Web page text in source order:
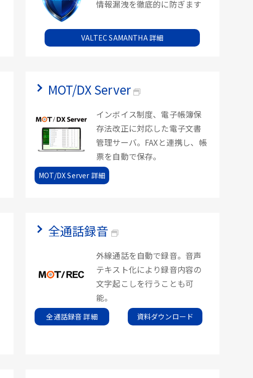
情報漏洩を徹底的に防ぎます
VALTEC SAMANTHA 詳細
MOT/DX Server
インボイス制度、電子帳簿保
存法改正に対応した電子文書
管理サーバ。FAXと連携し、帳
票を自動で保存。
MOT/DX Server 詳細
全通話録音
外線通話を自動で録音。音声
テキスト化により録音内容の
文字起こしを行うことも可
能。
全通話録音 詳細 資料ダウンロード